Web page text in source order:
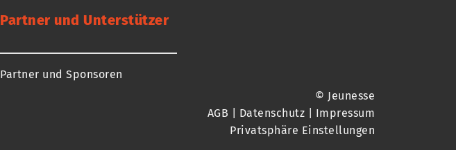
Partner und Unterstützer
Partner und Sponsoren
© Jeunesse
AGB
Datenschutz
Impressum
Privatsphäre Einstellungen